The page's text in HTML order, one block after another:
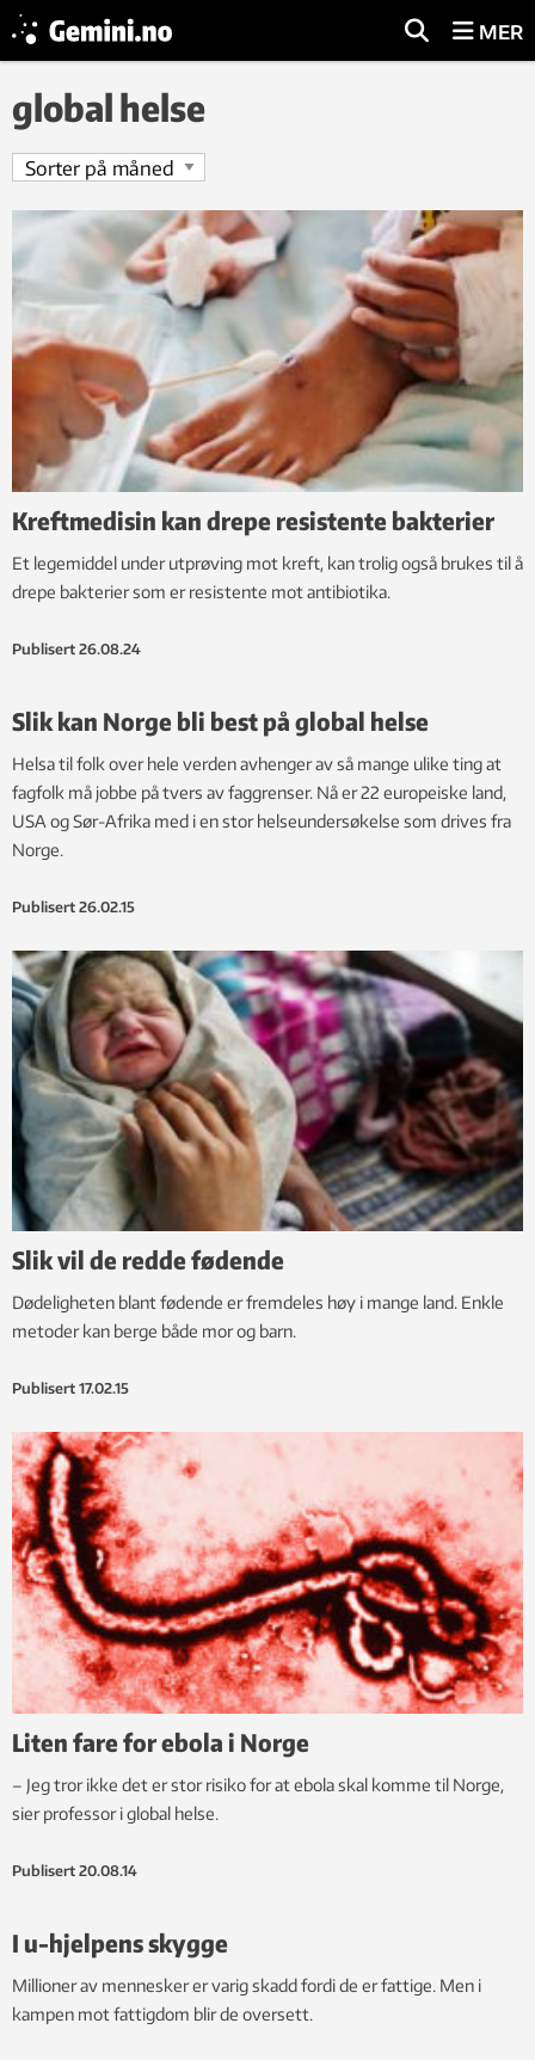
MER
global helse
Kreftmedisin kan drepe resistente bakterier
Et legemiddel under utprøving mot kreft, kan trolig også brukes til å
drepe bakterier som er resistente mot antibiotika.
Publisert 26.08.24
Slik kan Norge bli best på global helse
Helsa til folk over hele verden avhenger av så mange ulike ting at
fagfolk må jobbe på tvers av faggrenser. Nå er 22 europeiske land,
USA og Sør-Afrika med i en stor helseundersøkelse som drives fra
Norge.
Publisert 26.02.15
Slik vil de redde fødende
Dødeligheten blant fødende er fremdeles høy i mange land. Enkle
metoder kan berge både mor og barn.
Publisert 17.02.15
Liten fare for ebola i Norge
– Jeg tror ikke det er stor risiko for at ebola skal komme til Norge,
sier professor i global helse.
Publisert 20.08.14
I u-hjelpens skygge
Millioner av mennesker er varig skadd fordi de er fattige. Men i
kampen mot fattigdom blir de oversett.